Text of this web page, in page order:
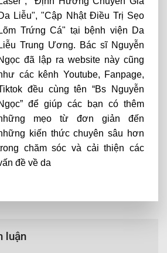
Liễu", "Cập Nhật Điều Trị Sẹo
Lõm Trứng Cá" tại bệnh viện Da
Liễu Trung Ương. Bác sĩ Nguyễn
đã lập ra website này cũng
các kênh Youtube, Fanpage,
đều cùng tên “Bs Nguyễn
để giúp các bạn có thêm
mẹo từ đơn giản đến
kiến thức chuyên sâu hơn
chăm sóc và cải thiện các
đề về da
luận